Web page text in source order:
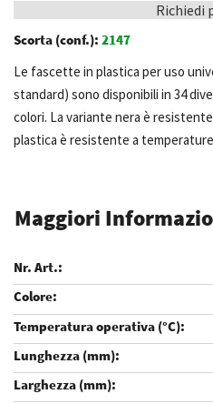
Richiedi
Scorta (conf.): 2147
Le fascette in plastica per uso
standard) sono disponibili in 34
colori. La variante nera è
plastica è resistente a temperature
Maggiori